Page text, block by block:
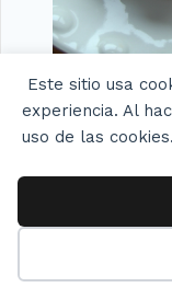
Este sitio usa
experiencia. Al
uso de las
Pollo a la